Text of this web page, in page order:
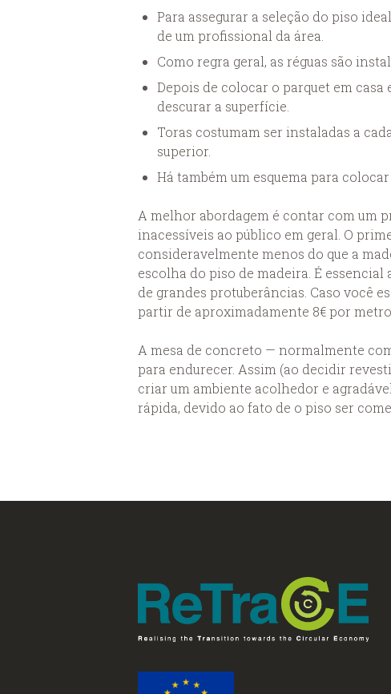
Para assegurar a seleção do piso
de um profissional da área.
Como regra geral, as réguas são
Depois de colocar o parquet em
descurar a superfície.
Toras costumam ser instaladas a
superior.
Há também um esquema para
A melhor abordagem é contar com um
inacessíveis ao público em geral. O
consideravelmente menos do que a
escolha do piso de madeira. É
de grandes protuberâncias. Caso você
partir de aproximadamente 8€ por metro
A mesa de concreto — normalmente
para endurecer. Assim (ao decidir
criar um ambiente acolhedor e
rápida, devido ao fato de o piso ser